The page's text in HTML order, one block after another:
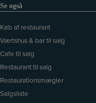
Se også
Køb af restaurant
Værtshus & bar til salg
Cafe til salg
Restaurant til salg
Restaurationsmægler
Salgsliste